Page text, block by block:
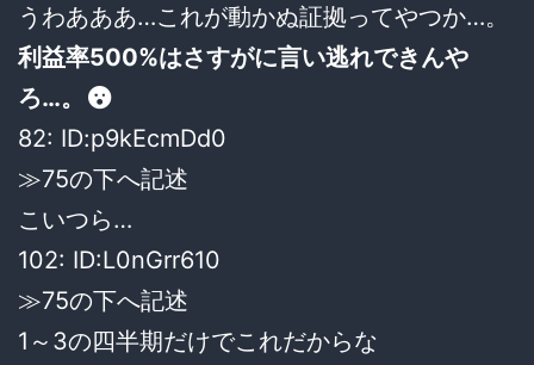
うわあああ…これが動かぬ証拠ってやつか…。
利益率500%はさすがに言い逃れできんや
ろ…。
82: ID:p9kEcmDd0
≫75の下へ記述
こいつら…
102: ID:L0nGrr610
≫75の下へ記述
1～3の四半期だけでこれだからな